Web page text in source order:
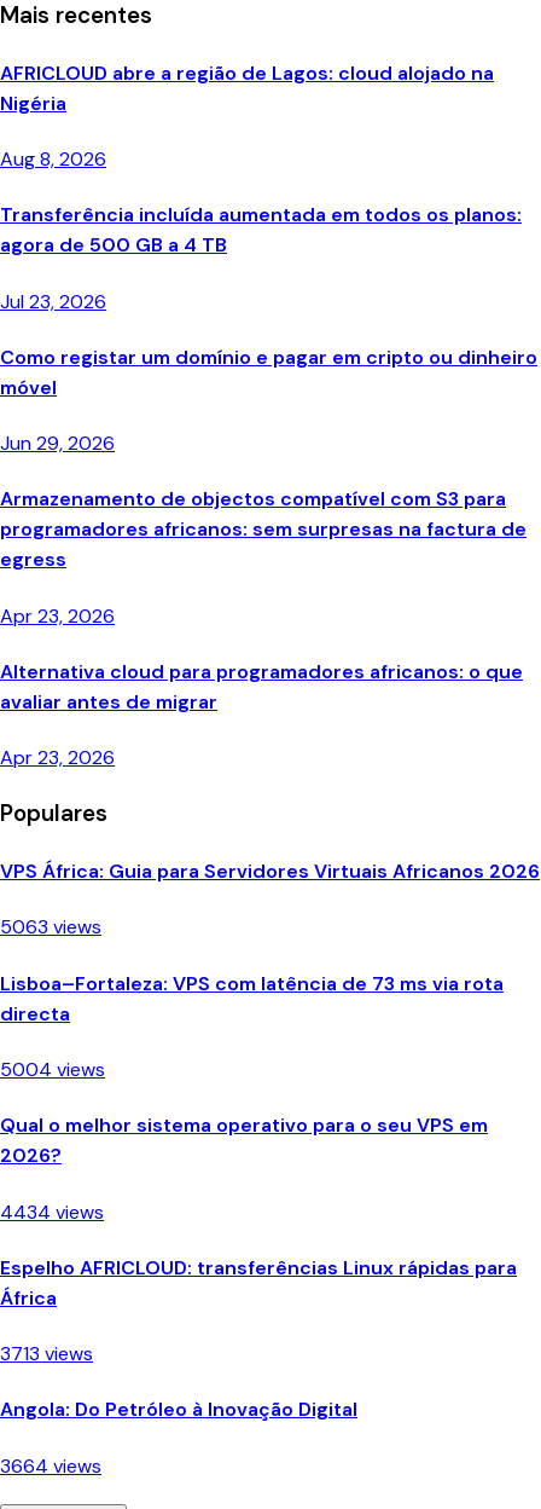
Mais recentes
AFRICLOUD abre a região de Lagos: cloud alojado na
Nigéria
Aug 8, 2026
Transferência incluída aumentada em todos os planos:
agora de 500 GB a 4 TB
Jul 23, 2026
Como registar um domínio e pagar em cripto ou dinheiro
móvel
Jun 29, 2026
Armazenamento de objectos compatível com S3 para
programadores africanos: sem surpresas na factura de
egress
Apr 23, 2026
Alternativa cloud para programadores africanos: o que
avaliar antes de migrar
Apr 23, 2026
Populares
VPS África: Guia para Servidores Virtuais Africanos 2026
5063 views
Lisboa–Fortaleza: VPS com latência de 73 ms via rota
directa
5004 views
Qual o melhor sistema operativo para o seu VPS em
2026?
4434 views
Espelho AFRICLOUD: transferências Linux rápidas para
África
3713 views
Angola: Do Petróleo à Inovação Digital
3664 views